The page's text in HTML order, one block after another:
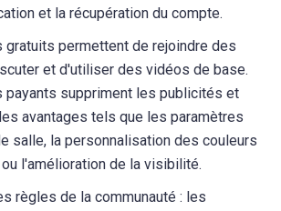
et la récupération du compte.
gratuits permettent de rejoindre des
et d'utiliser des vidéos de base.
payants suppriment les publicités et
avantages tels que les paramètres
salle, la personnalisation des couleurs
l'amélioration de la visibilité.
règles de la communauté : les